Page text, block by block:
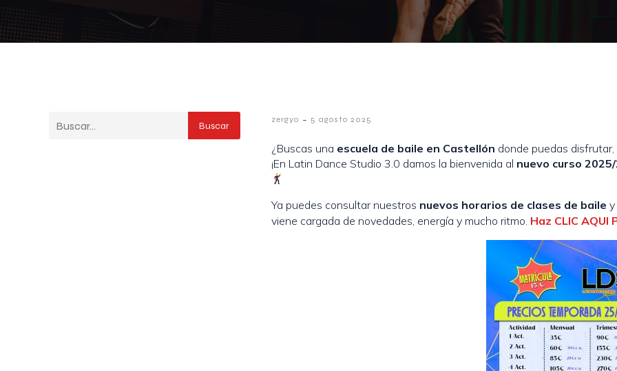
Buscar
zergyo - 5 agosto 2025
¿Buscas una escuela de baile en Castellón donde puedas
¡En Latin Dance Studio 3.0 damos la bienvenida al nuevo curso
Ya puedes consultar nuestros nuevos horarios de clases de baile
viene cargada de novedades, energía y mucho ritmo. Haz CLIC AQUI